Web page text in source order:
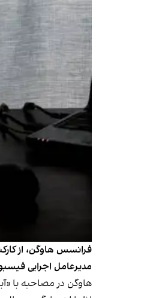
فرانسس هاوگن، از
مدیرعامل اجرایی
هاوگن در مصاحبه با